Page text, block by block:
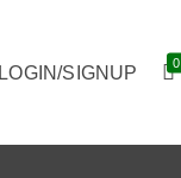
LOGIN/SIGNUP 0